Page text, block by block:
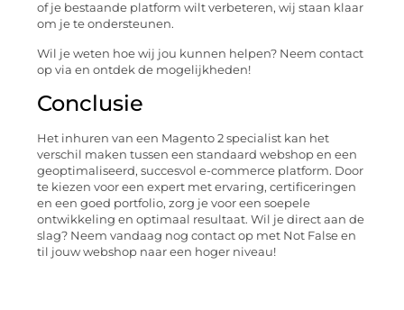
of je bestaande platform wilt verbeteren, wij staan klaar
om je te ondersteunen.
Wil je weten hoe wij jou kunnen helpen? Neem contact
op via en ontdek de mogelijkheden!
Conclusie
Het inhuren van een Magento 2 specialist kan het
verschil maken tussen een standaard webshop en een
geoptimaliseerd, succesvol e-commerce platform. Door
te kiezen voor een expert met ervaring, certificeringen
en een goed portfolio, zorg je voor een soepele
ontwikkeling en optimaal resultaat. Wil je direct aan de
slag? Neem vandaag nog contact op met Not False en
til jouw webshop naar een hoger niveau!